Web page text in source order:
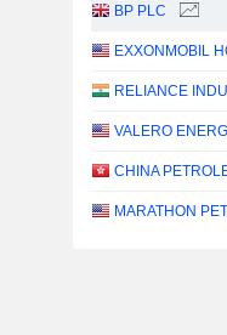
BP PLC
RELIANCE